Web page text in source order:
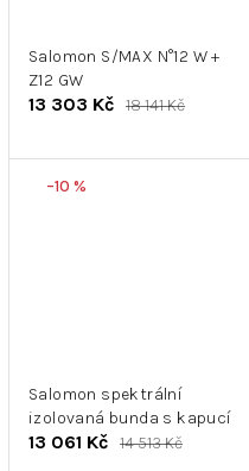
Salomon S/MAX N°12 W +
Z12 GW
13 303 Kč 18 141 Kč
–10 %
Salomon spektrální
izolovaná bunda s kapucí
13 061 Kč 14 513 Kč